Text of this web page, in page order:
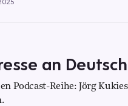
an
Podcast-Reihe: Jörg